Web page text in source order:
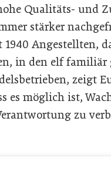
Qualitäts- und
stärker
Angestellten,
in den elf familiär
zeigt
es möglich ist,
zu